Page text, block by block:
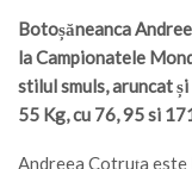
Botoșăneanca
la Campionatele
stilul smuls, aruncat
55 Kg, cu 76, 95 si
Andreea Cotruța